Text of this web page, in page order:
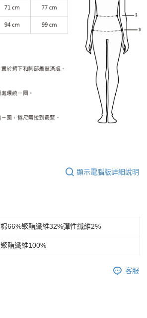
顯示電腦版詳細說明
棉66%聚酯纖維32%彈性纖維2%
聚酯纖維100%
客服